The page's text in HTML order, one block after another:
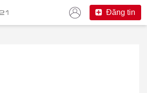
Đăng tin